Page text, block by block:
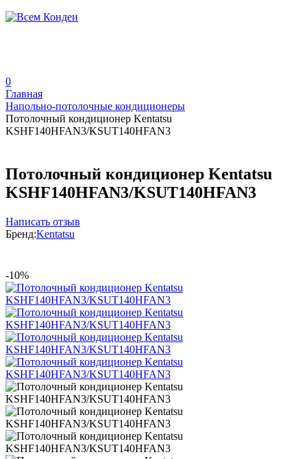
0
Главная
Напольно-потолочные кондиционеры
Потолочный кондиционер Kentatsu
KSHF140HFAN3/KSUT140HFAN3
Потолочный кондиционер Kentatsu
KSHF140HFAN3/KSUT140HFAN3
Написать отзыв
Бренд:Kentatsu
-10%